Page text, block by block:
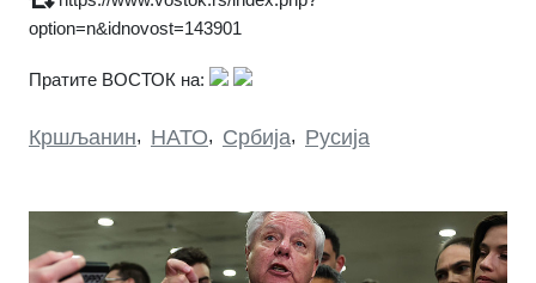
option=n&idnovost=143901
Пратите ВОСТОК на:
Кршљанин, НАТО, Србија, Русија